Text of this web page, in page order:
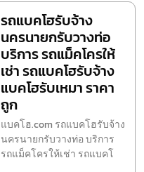
รถแบคโฮรับจ้าง
นครนายกรับวางท่อ
บริการ รถแม็คโครให้
เช่า รถแบคโฮรับจ้าง
แบคโฮรับเหมา ราคา
ถูก
แบคโฮ.com รถแบคโฮรับจ้าง
นครนายกรับวางท่อ บริการ
รถแม็คโครให้เช่า รถแบคโ